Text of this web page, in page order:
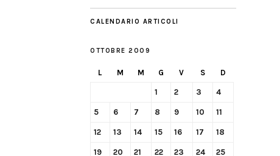
CALENDARIO ARTICOLI
OTTOBRE 2009
L M M G V S D
1 2 3 4
5 6 7 8 9 10 11
12 13 14 15 16 17 18
19 20 21 22 23 24 25